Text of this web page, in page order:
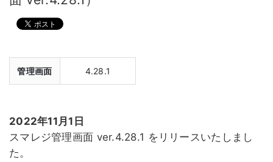
管理画面 4.28.1
2022年11月1日
スマレジ管理画面 ver.4.28.1 をリリースいたしまし
た。